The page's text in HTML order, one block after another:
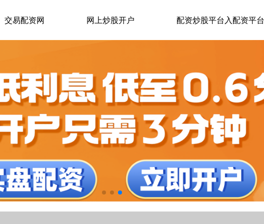
交易配资网 网上炒股开户 配资炒股平台入配资平台